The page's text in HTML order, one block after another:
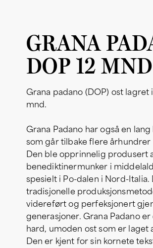
GRANA
DOP 12 MND
Grana padano (DOP) ost lagret
mnd.
Grana Padano har også en
som går tilbake flere århundrer
Den ble opprinnelig produsert
benediktinermunker i
spesielt i Po-dalen i Nord-Italia.
tradisjonelle
videreført og perfeksjonert
generasjoner. Grana Padano er
hard, umoden ost som er laget
Den er kjent for sin kornete